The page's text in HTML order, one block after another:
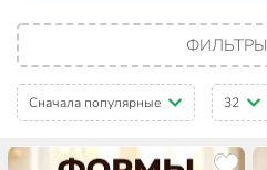
ФИЛЬТРЫ
Сначала популярные 32